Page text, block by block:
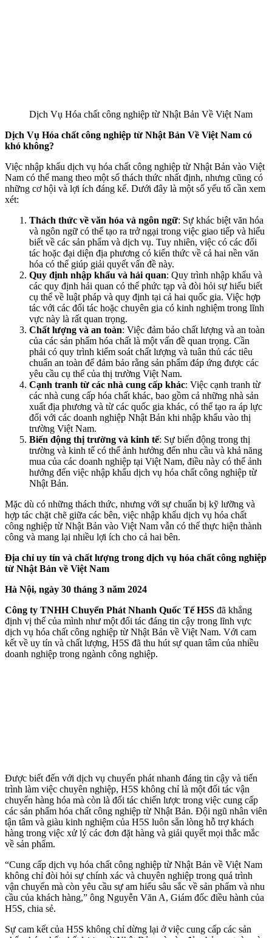
Dịch Vụ Hóa chất công nghiệp từ Nhật Bản Về Việt Nam
Dịch Vụ Hóa chất công nghiệp từ Nhật Bản Về Việt Nam có
khó không?
Việc nhập khẩu dịch vụ hóa chất công nghiệp từ Nhật Bản vào Việt
Nam có thể mang theo một số thách thức nhất định, nhưng cũng có
những cơ hội và lợi ích đáng kể. Dưới đây là một số yếu tố cần xem
xét:
Thách thức về văn hóa và ngôn ngữ: Sự khác biệt văn hóa
và ngôn ngữ có thể tạo ra trở ngại trong việc giao tiếp và hiểu
biết về các sản phẩm và dịch vụ. Tuy nhiên, việc có các đối
tác hoặc đại diện địa phương có kiến thức về cả hai nền văn
hóa có thể giúp giải quyết vấn đề này.
Quy định nhập khẩu và hải quan: Quy trình nhập khẩu và
các quy định hải quan có thể phức tạp và đòi hỏi sự hiểu biết
cụ thể về luật pháp và quy định tại cả hai quốc gia. Việc hợp
tác với các đối tác hoặc chuyên gia có kinh nghiệm trong lĩnh
vực này là rất quan trọng.
Chất lượng và an toàn: Việc đảm bảo chất lượng và an toàn
của các sản phẩm hóa chất là một vấn đề quan trọng. Cần
phải có quy trình kiểm soát chất lượng và tuân thủ các tiêu
chuẩn an toàn để đảm bảo rằng sản phẩm đáp ứng được các
yêu cầu cụ thể của thị trường Việt Nam.
Cạnh tranh từ các nhà cung cấp khác: Việc cạnh tranh từ
các nhà cung cấp hóa chất khác, bao gồm cả những nhà sản
xuất địa phương và từ các quốc gia khác, có thể tạo ra áp lực
đối với các doanh nghiệp Nhật Bản khi nhập khẩu vào thị
trường Việt Nam.
Biến động thị trường và kinh tế: Sự biến động trong thị
trường và kinh tế có thể ảnh hưởng đến nhu cầu và khả năng
mua của các doanh nghiệp tại Việt Nam, điều này có thể ảnh
hưởng đến việc nhập khẩu dịch vụ hóa chất công nghiệp từ
Nhật Bản.
Mặc dù có những thách thức, nhưng với sự chuẩn bị kỹ lưỡng và
hợp tác chặt chẽ giữa các bên, việc nhập khẩu dịch vụ hóa chất
công nghiệp từ Nhật Bản vào Việt Nam vẫn có thể thực hiện thành
công và mang lại nhiều lợi ích cho cả hai bên.
Địa chỉ uy tín và chất lượng trong dịch vụ hóa chất công nghiệp
từ Nhật Bản về Việt Nam
Hà Nội, ngày 30 tháng 3 năm 2024
Công ty TNHH Chuyển Phát Nhanh Quốc Tế H5S đã khẳng
định vị thế của mình như một đối tác đáng tin cậy trong lĩnh vực
dịch vụ hóa chất công nghiệp từ Nhật Bản về Việt Nam. Với cam
kết về uy tín và chất lượng, H5S đã thu hút sự quan tâm của nhiều
doanh nghiệp trong ngành công nghiệp.
Được biết đến với dịch vụ chuyển phát nhanh đáng tin cậy và tiến
trình làm việc chuyên nghiệp, H5S không chỉ là một đối tác vận
chuyển hàng hóa mà còn là đối tác chiến lược trong việc cung cấp
các sản phẩm hóa chất công nghiệp từ Nhật Bản. Đội ngũ nhân viên
tận tâm và giàu kinh nghiệm của H5S luôn sẵn lòng hỗ trợ khách
hàng trong việc xử lý các đơn đặt hàng và giải quyết mọi thắc mắc
về sản phẩm.
“Cung cấp dịch vụ hóa chất công nghiệp từ Nhật Bản về Việt Nam
không chỉ đòi hỏi sự chính xác và chuyên nghiệp trong quá trình
vận chuyển mà còn yêu cầu sự am hiểu sâu sắc về sản phẩm và nhu
cầu của khách hàng,” ông Nguyễn Văn A, Giám đốc điều hành của
H5S, chia sẻ.
Sự cam kết của H5S không chỉ dừng lại ở việc cung cấp các sản